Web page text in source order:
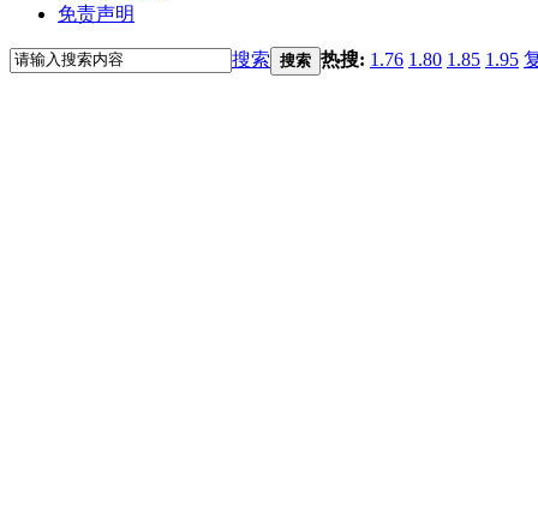
免责声明
搜索 搜索 热搜: 1.76 1.80 1.85 1.95